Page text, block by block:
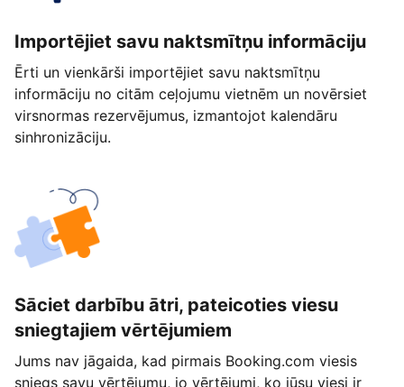
Importējiet savu naktsmītņu informāciju
Ērti un vienkārši importējiet savu naktsmītņu
informāciju no citām ceļojumu vietnēm un novērsiet
virsnormas rezervējumus, izmantojot kalendāru
sinhronizāciju.
Sāciet darbību ātri, pateicoties viesu
sniegtajiem vērtējumiem
Jums nav jāgaida, kad pirmais Booking.com viesis
sniegs savu vērtējumu, jo vērtējumi, ko jūsu viesi ir